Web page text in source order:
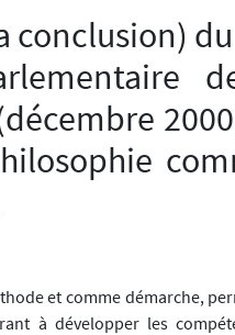
conclusion)
et comme démarche,
à développer les